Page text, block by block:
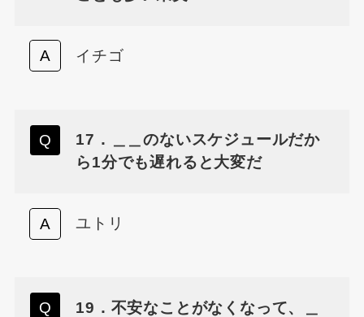
イチゴ
17．＿＿のないスケジュールだか
ら1分でも遅れると大変だ
ユトリ
19．不安なことがなくなって、＿